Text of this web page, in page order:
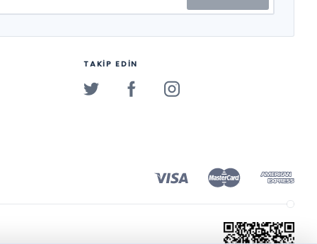
TAKİP EDİN